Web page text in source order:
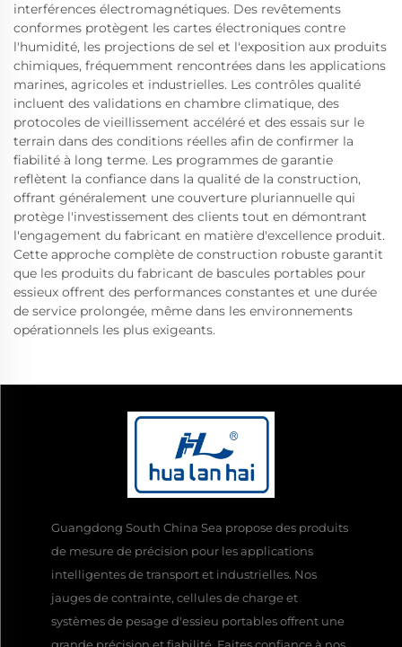
interférences électromagnétiques. Des revêtements
conformes protègent les cartes électroniques contre
l'humidité, les projections de sel et l'exposition aux produits
chimiques, fréquemment rencontrées dans les applications
marines, agricoles et industrielles. Les contrôles qualité
incluent des validations en chambre climatique, des
protocoles de vieillissement accéléré et des essais sur le
terrain dans des conditions réelles afin de confirmer la
fiabilité à long terme. Les programmes de garantie
reflètent la confiance dans la qualité de la construction,
offrant généralement une couverture pluriannuelle qui
protège l'investissement des clients tout en démontrant
l'engagement du fabricant en matière d'excellence produit.
Cette approche complète de construction robuste garantit
que les produits du fabricant de bascules portables pour
essieux offrent des performances constantes et une durée
de service prolongée, même dans les environnements
opérationnels les plus exigeants.
Guangdong South China Sea propose des produits
de mesure de précision pour les applications
intelligentes de transport et industrielles. Nos
jauges de contrainte, cellules de charge et
systèmes de pesage d'essieu portables offrent une